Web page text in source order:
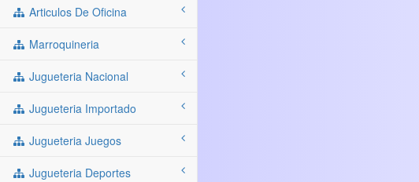
Articulos De Oficina
Marroquineria
Jugueteria Nacional
Jugueteria Importado
Jugueteria Juegos
Jugueteria Deportes